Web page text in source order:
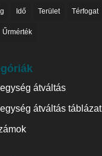
Idő Terület Térfogat
Űrmérték
átváltás
átváltás táblázat